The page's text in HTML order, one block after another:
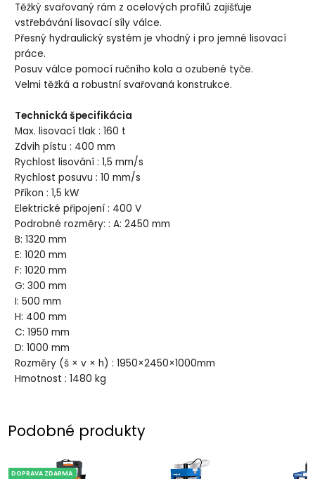
Těžký svařovaný rám z ocelových profilů zajišťuje
vstřebávání lisovací síly válce.
Přesný hydraulický systém je vhodný i pro jemné lisovací
práce.
Posuv válce pomocí ručního kola a ozubené tyče.
Velmi těžká a robustní svařovaná konstrukce.
Technická špecifikácia
Max. lisovací tlak : 160 t
Zdvih pístu : 400 mm
Rychlost lisování : 1,5 mm/s
Rychlost posuvu : 10 mm/s
Příkon : 1,5 kW
Elektrické připojení : 400 V
Podrobné rozměry: : A: 2450 mm
B: 1320 mm
E: 1020 mm
F: 1020 mm
G: 300 mm
I: 500 mm
H: 400 mm
C: 1950 mm
D: 1000 mm
Rozměry (š × v × h) : 1950×2450×1000mm
Hmotnost : 1480 kg
Podobné produkty
DOPRAVA ZDARMA